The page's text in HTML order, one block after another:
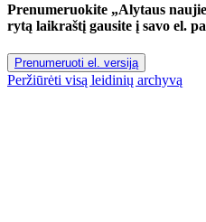
Prenumeruokite „Alytaus
rytą laikraštį gausite į savo el.
Prenumeruoti el. versiją
Peržiūrėti visą leidinių archyvą